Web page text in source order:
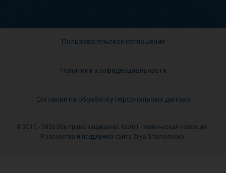
Пользовательское соглашение
Политика конфиденциальности
Согласие на обработку персональных данных
© 2015 - 2026 Все права защищены. Isoroll - техническая изоляция.
Разработка и поддержка сайта Zilya Shamanaeva.